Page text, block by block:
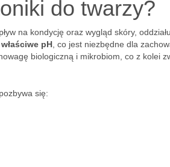
do twarzy?
na kondycję oraz wygląd skóry,
właściwe pH , co jest niezbędne dla
biologiczną i mikrobiom, co z kolei
się: